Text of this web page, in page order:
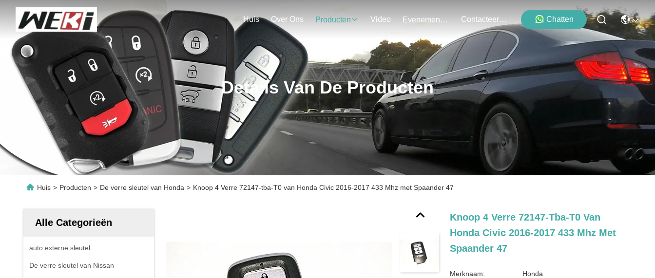
Huis Over Ons Producten Video Evenementen Contacteer Ons Chatten
Details Van De Producten
Huis > Producten > De verre sleutel van Honda > Knoop 4 Verre 72147-tba-T0 van Honda Civic 2016-2017 433 Mhz met Spaander 47
Alle Categorieën
auto externe sleutel
De verre sleutel van Nissan
Knoop 4 Verre 72147-Tba-T0 Van
Honda Civic 2016-2017 433 Mhz Met
Spaander 47
Merknaam: Honda